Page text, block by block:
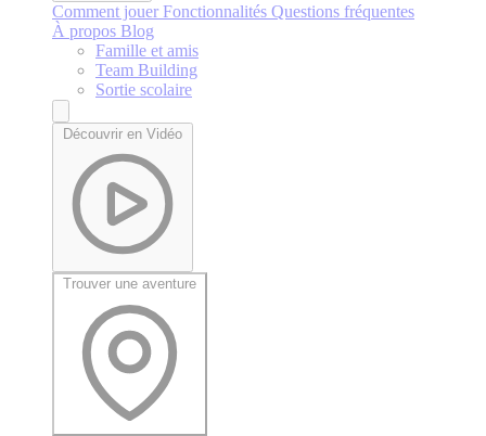
Comment jouer Fonctionnalités Questions fréquentes
À propos Blog
Famille et amis
Team Building
Sortie scolaire
Découvrir en Vidéo
Trouver une aventure